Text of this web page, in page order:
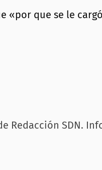
«por que se le
Redacción SDN.